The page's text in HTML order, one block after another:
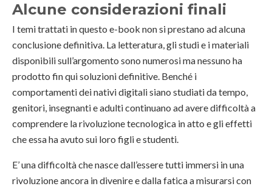
Alcune considerazioni finali
I temi trattati in questo e-book non si prestano ad alcuna
conclusione definitiva. La letteratura, gli studi e i materiali
disponibili sull’argomento sono numerosi ma nessuno ha
prodotto fin qui soluzioni definitive. Benché i
comportamenti dei nativi digitali siano studiati da tempo,
genitori, insegnanti e adulti continuano ad avere difficoltà a
comprendere la rivoluzione tecnologica in atto e gli effetti
che essa ha avuto sui loro figli e studenti.
E’ una difficoltà che nasce dall’essere tutti immersi in una
rivoluzione ancora in divenire e dalla fatica a misurarsi con